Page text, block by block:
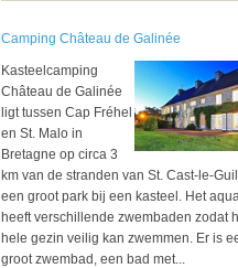
Camping Château de Galinée
Kasteelcamping
Château de Galinée
ligt tussen Cap Fréhel
en St. Malo in
Bretagne op circa 3
km van de stranden van St. Cast-le-
een groot park bij een kasteel. Het
heeft verschillende zwembaden zodat
hele gezin veilig kan zwemmen. Er is
groot zwembad, een bad met...